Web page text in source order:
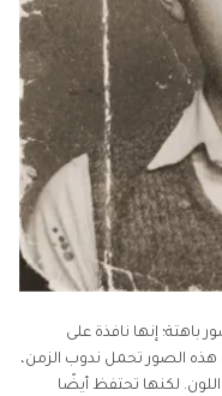
إنها نافذة على
الصور تحمل ندوب الزمن،
لكنها تحتفظ أيضًا